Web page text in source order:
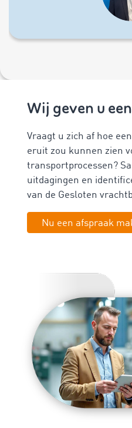
Wij geven u
Vraagt u zich af hoe
eruit zou kunnen zien
transportprocessen?
uitdagingen en
van de Gesloten
Nu een afspraak